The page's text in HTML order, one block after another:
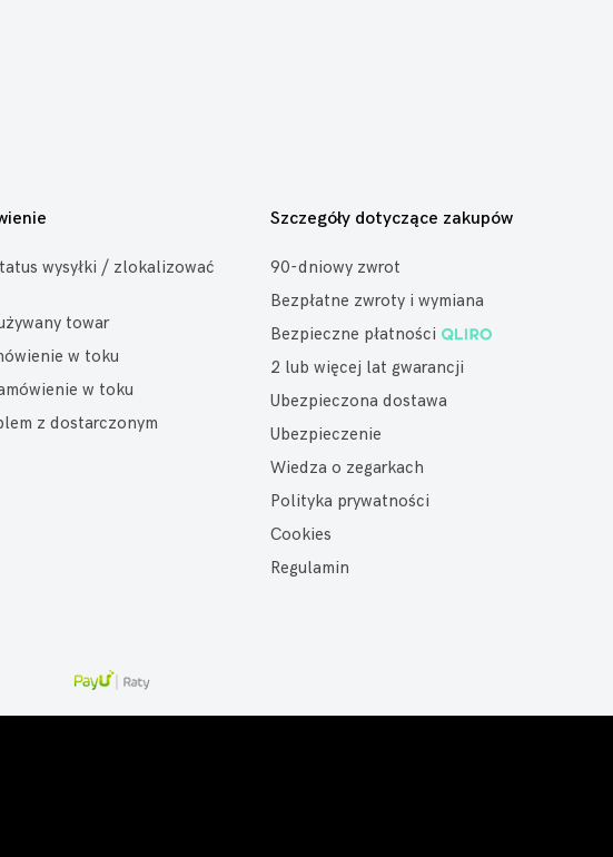
wysyłki / zlokalizować
towar
w toku
w toku
z dostarczonym
Szczegóły dotyczące zakupów
90-dniowy zwrot
Bezpłatne zwroty i wymiana
Bezpieczne płatności
2 lub więcej lat gwarancji
Ubezpieczona dostawa
Ubezpieczenie
Wiedza o zegarkach
Polityka prywatności
Cookies
Regulamin